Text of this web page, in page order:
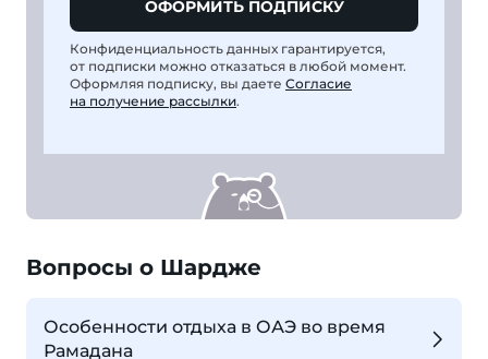
ОФОРМИТЬ ПОДПИСКУ
Конфиденциальность данных гарантируется,
от подписки можно отказаться в любой момент.
Оформляя подписку, вы даете Согласие
на получение рассылки.
Вопросы о Шардже
Особенности отдыха в ОАЭ во время
Рамадана